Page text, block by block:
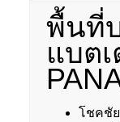
พื้นที่
แบต
โชคชัย